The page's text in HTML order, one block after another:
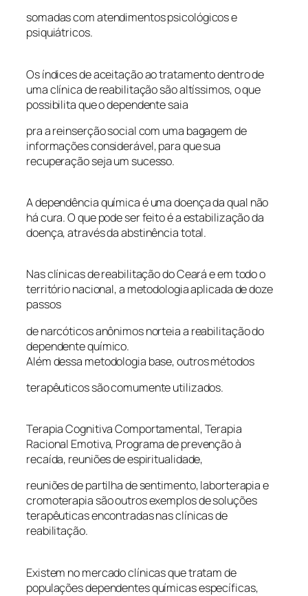
somadas com atendimentos psicológicos e
psiquiátricos.
Os índices de aceitação ao tratamento dentro de
uma clínica de reabilitação são altíssimos, o que
possibilita que o dependente saia
pra a reinserção social com uma bagagem de
informações considerável, para que sua
recuperação seja um sucesso.
A dependência química é uma doença da qual não
há cura. O que pode ser feito é a estabilização da
doença, através da abstinência total.
Nas clínicas de reabilitação do Ceará e em todo o
território nacional, a metodologia aplicada de doze
passos
de narcóticos anônimos norteia a reabilitação do
dependente químico.
Além dessa metodologia base, outros métodos
terapêuticos são comumente utilizados.
Terapia Cognitiva Comportamental, Terapia
Racional Emotiva, Programa de prevenção à
recaída, reuniões de espiritualidade,
reuniões de partilha de sentimento, laborterapia e
cromoterapia são outros exemplos de soluções
terapêuticas encontradas nas clínicas de
reabilitação.
Existem no mercado clínicas que tratam de
populações dependentes químicas específicas,